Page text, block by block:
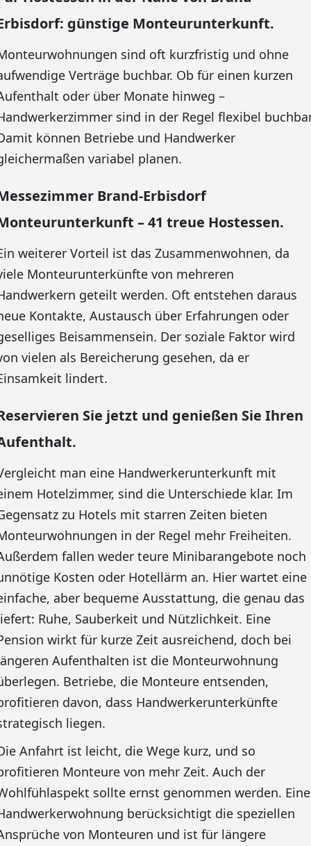
günstige Monteurunterkunft.
sind oft kurzfristig und ohne
Verträge buchbar. Ob für einen kurzen
oder über Monate hinweg –
sind in der Regel flexibel
können Betriebe und Handwerker
variabel planen.
Brand-Erbisdorf
– 41 treue Hostessen.
weiterer Vorteil ist das Zusammenwohnen, da
Monteurunterkünfte von mehreren
geteilt werden. Oft entstehen daraus
Kontakte, Austausch über Erfahrungen oder
Beisammensein. Der soziale Faktor wird
vielen als Bereicherung gesehen, da er
lindert.
Sie jetzt und genießen Sie Ihren
man eine Handwerkerunterkunft mit
Hotelzimmer, sind die Unterschiede klar. Im
zu Hotels mit starren Zeiten bieten
in der Regel mehr Freiheiten.
fallen weder teure Minibarangebote noch
Kosten oder Hotellärm an. Hier wartet eine
aber bequeme Ausstattung, die genau das
Ruhe, Sauberkeit und Nützlichkeit. Eine
wirkt für kurze Zeit ausreichend, doch bei
Aufenthalten ist die Monteurwohnung
Betriebe, die Monteure entsenden,
davon, dass Handwerkerunterkünfte
liegen.
Anfahrt ist leicht, die Wege kurz, und so
Monteure von mehr Zeit. Auch der
sollte ernst genommen werden. Eine
berücksichtigt die speziellen
von Monteuren und ist für längere